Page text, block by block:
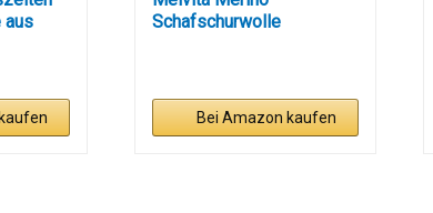
aus
Schafschurwolle
Bei Amazon kaufen